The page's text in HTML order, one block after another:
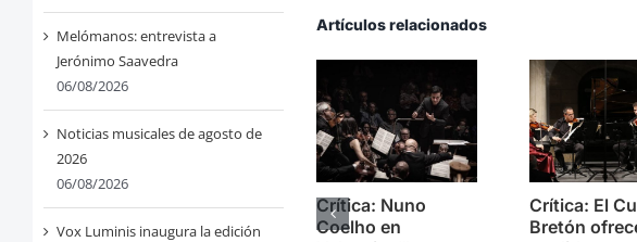
Melómanos: entrevista a
Jerónimo Saavedra
06/08/2026
Noticias musicales de agosto de
2026
06/08/2026
Vox Luminis inaugura la edición
Artículos relacionados
Crítica: Nuno
Coelho en
Crítica: El
Bretón